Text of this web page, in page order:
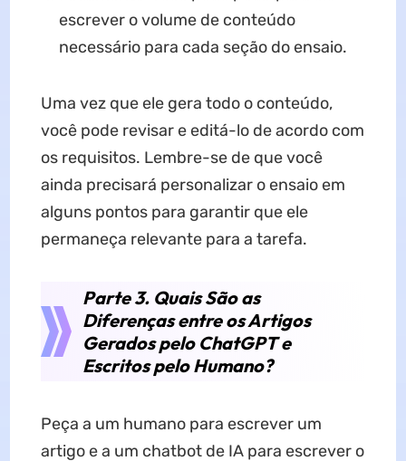
escrever o volume de conteúdo
necessário para cada seção do ensaio.
Uma vez que ele gera todo o conteúdo,
você pode revisar e editá-lo de acordo com
os requisitos. Lembre-se de que você
ainda precisará personalizar o ensaio em
alguns pontos para garantir que ele
permaneça relevante para a tarefa.
Parte 3. Quais São as
Diferenças entre os Artigos
Gerados pelo ChatGPT e
Escritos pelo Humano?
Peça a um humano para escrever um
artigo e a um chatbot de IA para escrever o